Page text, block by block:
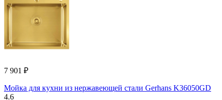
7 901 ₽
Мойка для кухни из нержавеющей стали Gerhans K36050GD
4.6